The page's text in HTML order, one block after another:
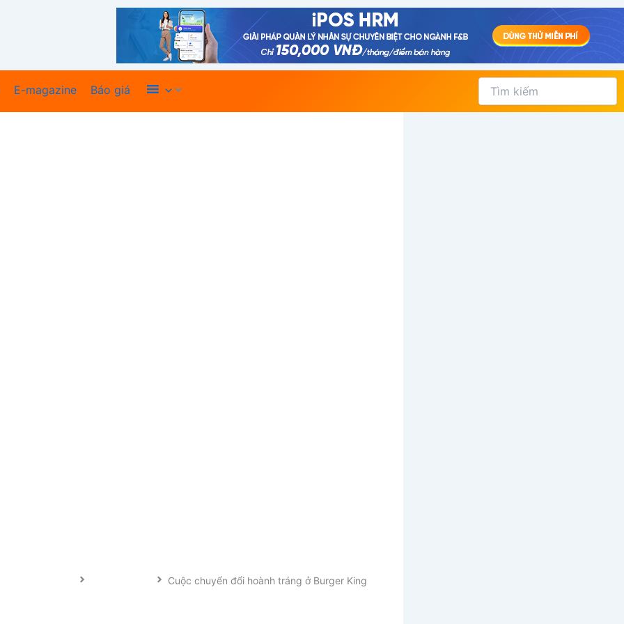
E-magazine Báo giá Xem thêm
Tìm
kiếm
Cuộc chuyển đổi hoành tráng ở Burger King